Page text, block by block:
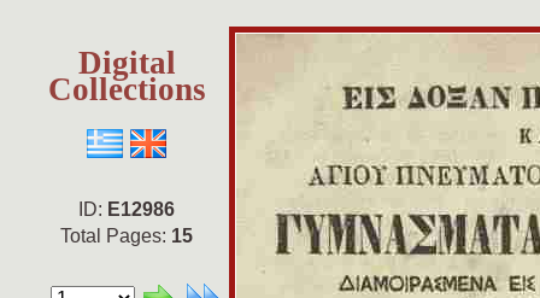
Digital
Collections
ID: E12986
Total Pages: 15